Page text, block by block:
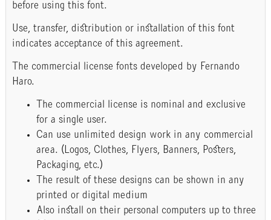
before using this font.
Use, transfer, distribution or installation of this font
indicates acceptance of this agreement.
The commercial license fonts developed by Fernando
Haro.
The commercial license is nominal and exclusive
for a single user.
Can use unlimited design work in any commercial
area. (Logos, Clothes, Flyers, Banners, Posters,
Packaging, etc.)
The result of these designs can be shown in any
printed or digital medium
Also install on their personal computers up to three